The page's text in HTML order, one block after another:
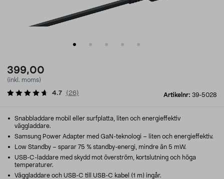
399,00
(inkl. moms)
Artikelnr: 39-5028
4.7 ( 26)
Snabbladdare mobil eller surfplatta, liten och energieffektiv
väggladdare.
Samsung Power Adapter med GaN-teknologi – liten och energieffektiv.
Low Standby – sparar 75 % standby-energi, mindre än 5 mW.
USB-C-laddare med skydd mot överström, kortslutning och höga
temperaturer.
Väggladdare och USB-C till USB-C kabel (1 m) ingår.